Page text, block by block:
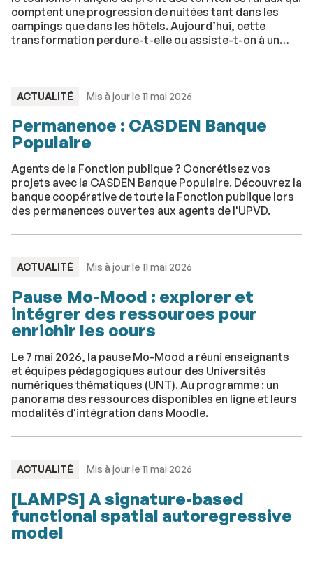
comptent une progression de nuitées tant dans les
campings que dans les hôtels. Aujourd’hui, cette
transformation perdure-t-elle ou assiste-t-on à un
données.
TYPE
ACTUALITÉ Mis à jour le 11 mai 2026
Permanence : CASDEN Banque
Populaire
Agents de la Fonction publique ? Concrétisez vos
projets avec la CASDEN Banque Populaire. Découvrez la
banque coopérative de toute la Fonction publique lors
des permanences ouvertes aux agents de l'UPVD.
TYPE
ACTUALITÉ Mis à jour le 11 mai 2026
Pause Mo-Mood : explorer et
intégrer des ressources pour
enrichir les cours
Le 7 mai 2026, la pause Mo-Mood a réuni enseignants
et équipes pédagogiques autour des Universités
numériques thématiques (UNT). Au programme : un
panorama des ressources disponibles en ligne et leurs
modalités d'intégration dans Moodle.
TYPE
ACTUALITÉ Mis à jour le 11 mai 2026
[LAMPS] A signature-based
functional spatial autoregressive
model